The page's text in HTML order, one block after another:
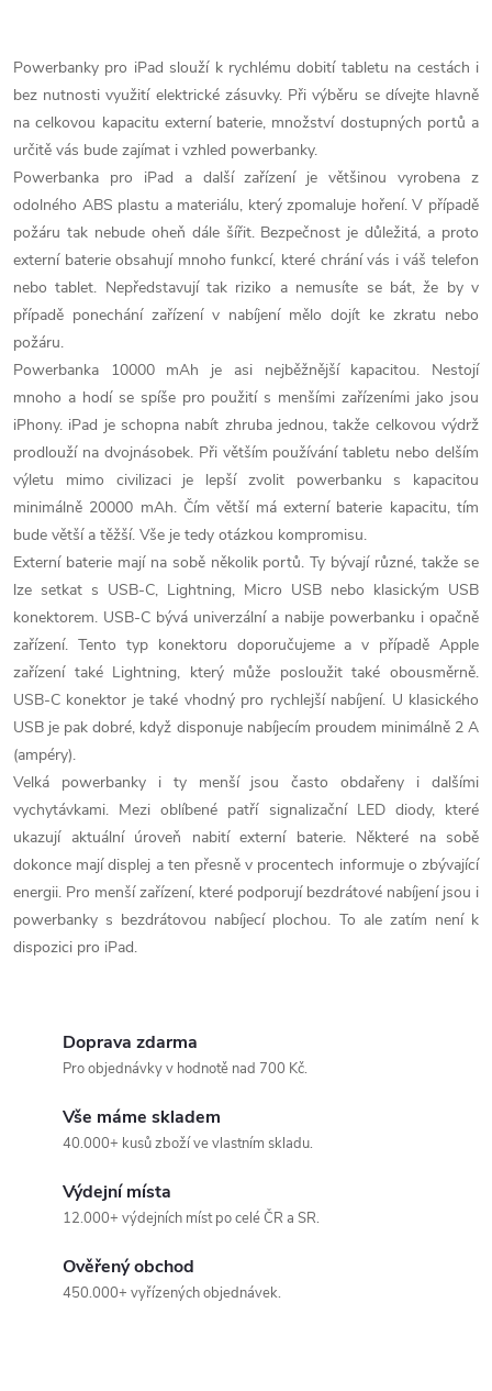
v
l
á
d
a
c
í
p
r
v
k
y
v
ý
p
i
s
u
Powerbanky pro iPad slouží k rychlému dobití tabletu na cestách i
bez nutnosti využití elektrické zásuvky. Při výběru se dívejte hlavně
na celkovou kapacitu externí baterie, množství dostupných portů a
určitě vás bude zajímat i vzhled powerbanky.
Powerbanka pro iPad a další zařízení je většinou vyrobena z
odolného ABS plastu a materiálu, který zpomaluje hoření. V případě
požáru tak nebude oheň dále šířit. Bezpečnost je důležitá, a proto
externí baterie obsahují mnoho funkcí, které chrání vás i váš telefon
nebo tablet. Nepředstavují tak riziko a nemusíte se bát, že by v
případě ponechání zařízení v nabíjení mělo dojít ke zkratu nebo
požáru.
Powerbanka 10000 mAh je asi nejběžnější kapacitou. Nestojí
mnoho a hodí se spíše pro použití s menšími zařízeními jako jsou
iPhony. iPad je schopna nabít zhruba jednou, takže celkovou výdrž
prodlouží na dvojnásobek. Při větším používání tabletu nebo delším
výletu mimo civilizaci je lepší zvolit powerbanku s kapacitou
minimálně 20000 mAh. Čím větší má externí baterie kapacitu, tím
bude větší a těžší. Vše je tedy otázkou kompromisu.
Externí baterie mají na sobě několik portů. Ty bývají různé, takže se
lze setkat s USB-C, Lightning, Micro USB nebo klasickým USB
konektorem. USB-C bývá univerzální a nabije powerbanku i opačně
zařízení. Tento typ konektoru doporučujeme a v případě Apple
zařízení také Lightning, který může posloužit také obousměrně.
USB-C konektor je také vhodný pro rychlejší nabíjení. U klasického
USB je pak dobré, když disponuje nabíjecím proudem minimálně 2 A
(ampéry).
Velká powerbanky i ty menší jsou často obdařeny i dalšími
vychytávkami. Mezi oblíbené patří signalizační LED diody, které
ukazují aktuální úroveň nabití externí baterie. Některé na sobě
dokonce mají displej a ten přesně v procentech informuje o zbývající
energii. Pro menší zařízení, které podporují bezdrátové nabíjení jsou i
powerbanky s bezdrátovou nabíjecí plochou. To ale zatím není k
dispozici pro iPad.
Doprava zdarma
Pro objednávky v hodnotě nad 700 Kč.
Vše máme skladem
40.000+ kusů zboží ve vlastním skladu.
Výdejní místa
12.000+ výdejních míst po celé ČR a SR.
Ověřený obchod
450.000+ vyřízených objednávek.